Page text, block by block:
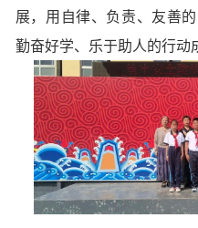
展，用自律、负责、友善
勤奋好学、乐于助人的行动